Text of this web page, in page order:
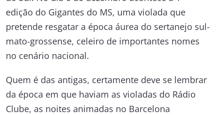
edição do Gigantes do MS, uma violada que
pretende resgatar a época áurea do sertanejo sul-
mato-grossense, celeiro de importantes nomes
no cenário nacional.
Quem é das antigas, certamente deve se lembrar
da época em que haviam as violadas do Rádio
Clube, as noites animadas no Barcelona